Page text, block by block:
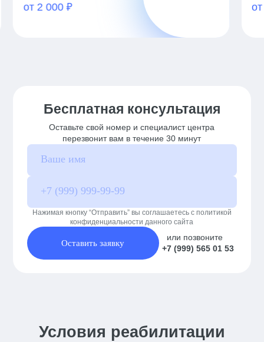
от 2 000 ₽
Бесплатная консультация
Оставьте свой номер и специалист центра
перезвонит вам в течение 30 минут
Нажимая кнопку “Отправить” вы соглашаетесь с политикой
конфиденциальности данного сайта
Оставить заявку
или позвоните
+7 (999) 565 01 53
Условия реабилитации